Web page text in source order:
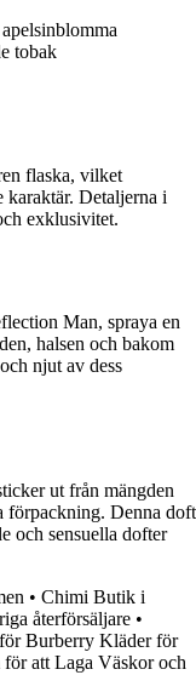
tobak
flaska, vilket
karaktär. Detaljerna i
exklusivitet.
Man, spraya en
halsen och bakom
njut av dess
ut från mängden
förpackning. Denna doft
och sensuella dofter
• Chimi Butik i
återförsäljare •
Burberry Kläder för
att Laga Väskor och